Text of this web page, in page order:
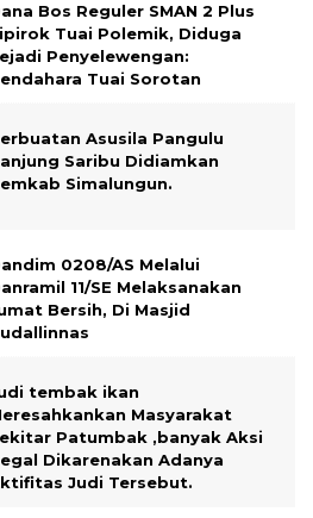
Bos Reguler SMAN 2 Plus
Tuai Polemik, Diduga
Penyelewengan:
Tuai Sorotan
Asusila Pangulu
Saribu Didiamkan
Simalungun.
0208/AS Melalui
11/SE Melaksanakan
Bersih, Di Masjid
tembak ikan
Masyarakat
Patumbak ,banyak Aksi
Dikarenakan Adanya
Judi Tersebut.